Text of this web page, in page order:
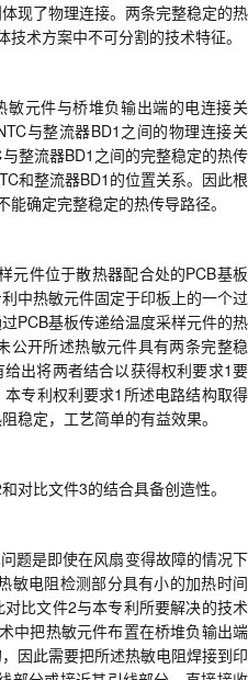
现了物理连接。两条完整稳定的热
术方案中不可分割的技术特征。
敏元件与桥堆负输出端的电连接关
与整流器BD1之间的物理连接关
整流器BD1之间的完整稳定的热传
和整流器BD1的位置关系。因此根
能确定完整稳定的热传导路径。
元件位于散热器配合处的PCB基板
中热敏元件固定于印板上的一个过
PCB基板传递给温度采样元件的热
公开所述热敏元件具有两条完整稳
出将两者结合以获得权利要求1要
本专利权利要求1所述电路结构取得
稳定，工艺简单的有益效果。
对比文件3的结合具备创造性。
题是即使在风扇变得故障的情况下
敏电阻检测部分具有小的加热时间
比文件2与本专利所要解决的技术
中把热敏元件布置在桥堆负输出端
因此需要把所述热敏电阻焊接到印